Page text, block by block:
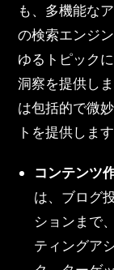
も、多機能な
の検索エンジ
ゆるトピック
洞察を提供し
は包括的で微
トを提供します
コンテンツ
は、ブログ
ションまで
ティングア